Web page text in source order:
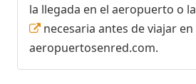
la llegada en el aeropuerto o la
necesaria antes de viajar en
aeropuertosenred.com.